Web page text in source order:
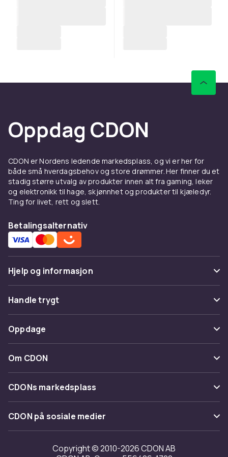
Oppdag CDON
CDON er Nordens ledende markedsplass, og vi er her for
både små hverdagsbehov og store drømmer. Her finner du et
stadig større utvalg av produkter innen alt fra gaming, leker
og elektronikk til hage, skjønnhet og produkter til kjæledyr.
Ting for livet, rett og slett.
Betalingsalternativ
Hjelp og informasjon
Vanlige spørsmål
Spor pakke
Angre & returner her
Kontakt oss
Handle trygt
Betaling
Levering
Tilbakekallinger
Oppdage
Kategorier
Varemerker
Om CDON
Om oss
Kundeanmeldelser
Jobbe på CDON
Investor relations
CDONs markedsplass
Merchant Help Center
CDON på sosiale medier
Copyright © 2010-2026 CDON AB